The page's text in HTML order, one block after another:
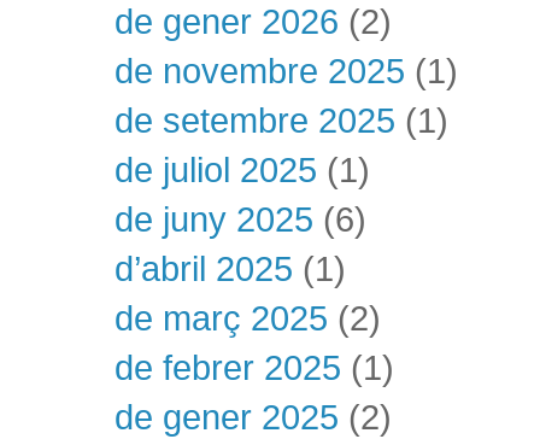
de gener 2026 (2)
de novembre 2025 (1)
de setembre 2025 (1)
de juliol 2025 (1)
de juny 2025 (6)
d’abril 2025 (1)
de març 2025 (2)
de febrer 2025 (1)
de gener 2025 (2)